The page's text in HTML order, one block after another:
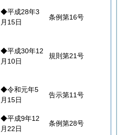
◆平成28年3
月15日
条例第16号
◆平成30年12
月10日
規則第21号
◆令和元年5
月15日
告示第11号
◆平成9年12
月22日
条例第28号